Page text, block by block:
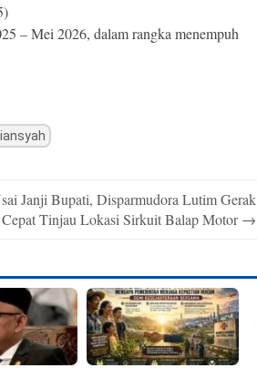
– Mei 2026, dalam rangka menempuh
Janji Bupati, Disparmudora Lutim Gerak
Cepat Tinjau Lokasi Sirkuit Balap Motor→